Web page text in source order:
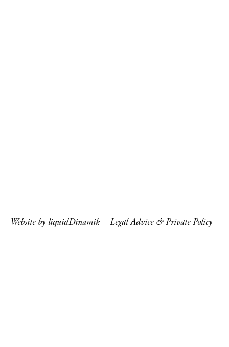
Website by liquidDinamik Legal Advice & Private Policy